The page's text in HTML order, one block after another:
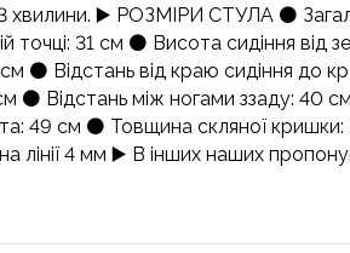
хвилини. ▶️ РОЗМІРИ СТУЛА ⚫️
точці: 31 см ⚫️ Висота сидіння
⚫️ Відстань від краю сидіння до
⚫️ Відстань між ногами ззаду:
49 см ⚫️ Товщина скляної
4 мм ▶️ В інших наших